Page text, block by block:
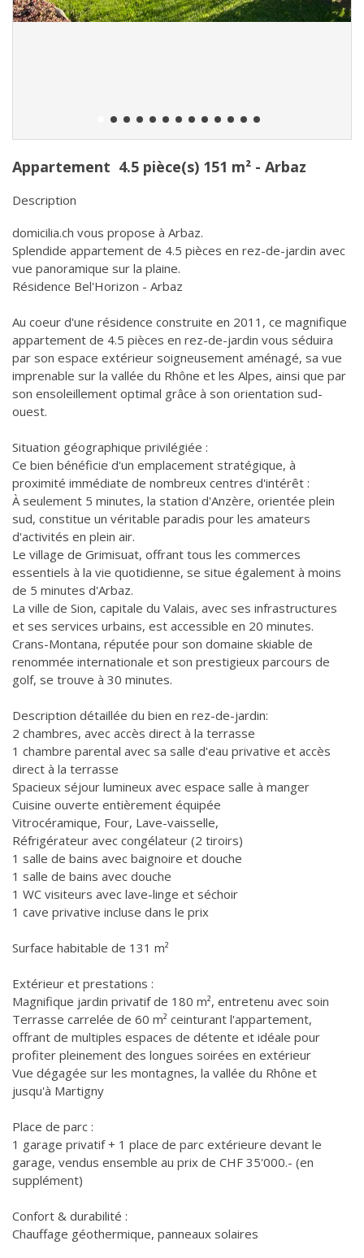
Appartement 4.5 pièce(s) 151 m² - Arbaz
Description
domicilia.ch vous propose à Arbaz.
Splendide appartement de 4.5 pièces en rez-de-jardin avec
vue panoramique sur la plaine.
Résidence Bel'Horizon - Arbaz
Au coeur d'une résidence construite en 2011, ce magnifique
appartement de 4.5 pièces en rez-de-jardin vous séduira
par son espace extérieur soigneusement aménagé, sa vue
imprenable sur la vallée du Rhône et les Alpes, ainsi que par
son ensoleillement optimal grâce à son orientation sud-
ouest.
Situation géographique privilégiée :
Ce bien bénéficie d'un emplacement stratégique, à
proximité immédiate de nombreux centres d'intérêt :
À seulement 5 minutes, la station d'Anzère, orientée plein
sud, constitue un véritable paradis pour les amateurs
d'activités en plein air.
Le village de Grimisuat, offrant tous les commerces
essentiels à la vie quotidienne, se situe également à moins
de 5 minutes d'Arbaz.
La ville de Sion, capitale du Valais, avec ses infrastructures
et ses services urbains, est accessible en 20 minutes.
Crans-Montana, réputée pour son domaine skiable de
renommée internationale et son prestigieux parcours de
golf, se trouve à 30 minutes.
Description détaillée du bien en rez-de-jardin:
2 chambres, avec accès direct à la terrasse
1 chambre parental avec sa salle d'eau privative et accès
direct à la terrasse
Spacieux séjour lumineux avec espace salle à manger
Cuisine ouverte entièrement équipée
Vitrocéramique, Four, Lave-vaisselle,
Réfrigérateur avec congélateur (2 tiroirs)
1 salle de bains avec baignoire et douche
1 salle de bains avec douche
1 WC visiteurs avec lave-linge et séchoir
1 cave privative incluse dans le prix
Surface habitable de 131 m²
Extérieur et prestations :
Magnifique jardin privatif de 180 m², entretenu avec soin
Terrasse carrelée de 60 m² ceinturant l'appartement,
offrant de multiples espaces de détente et idéale pour
profiter pleinement des longues soirées en extérieur
Vue dégagée sur les montagnes, la vallée du Rhône et
jusqu'à Martigny
Place de parc :
1 garage privatif + 1 place de parc extérieure devant le
garage, vendus ensemble au prix de CHF 35'000.- (en
supplément)
Confort & durabilité :
Chauffage géothermique, panneaux solaires